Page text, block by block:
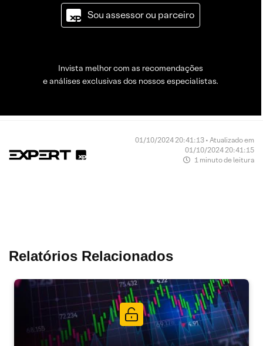
Sou assessor ou parceiro
Invista melhor com as recomendações
e análises exclusivas dos nossos especialistas.
01/10/2024 20:41:13 • Atualizado em
01/10/2024 20:41:15
1 minuto de leitura
Relatórios Relacionados